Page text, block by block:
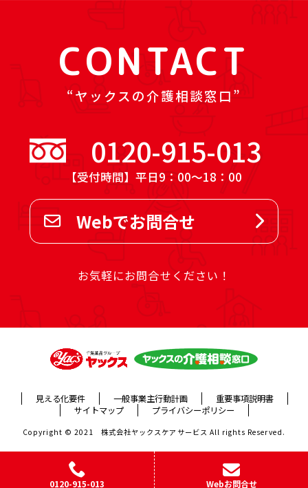
CONTACT
ヤックスの介護相談窓口
0120-915-013
【受付時間】平日9：00～18：00
Webでお問合せ
お気軽にお問合せください！
見える化要件 一般事業主行動計画
重要事項説明書
サイトマップ
プライバシーポリシー
Copyright © 2021 株式会社ヤックスケアサービス All rights Reserved.
0120-915-013 Webお問合せ